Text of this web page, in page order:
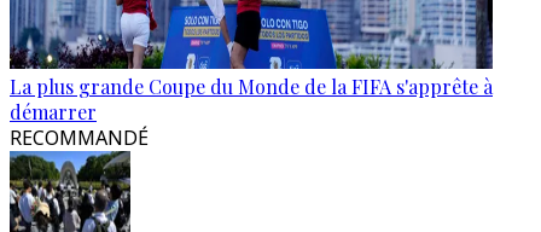
La plus grande Coupe du Monde de la FIFA s'apprête à
démarrer
RECOMMANDÉ